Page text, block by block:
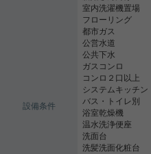
設備条件
室内洗濯機置場
フローリング
都市ガス
公営水道
公共下水
ガスコンロ
コンロ２口以上
システムキッチン
バス・トイレ別
浴室乾燥機
温水洗浄便座
洗面台
洗髪洗面化粧台